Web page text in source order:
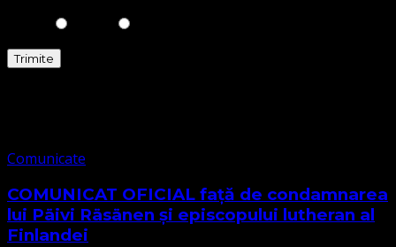
Comunicate
COMUNICAT OFICIAL față de condamnarea
lui Päivi Räsänen și episcopului lutheran al
Finlandei